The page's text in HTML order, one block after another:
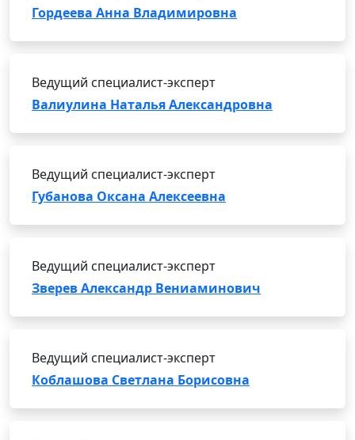
Гордеева Анна Владимировна
Ведущий специалист-эксперт
Валиулина Наталья Александровна
Ведущий специалист-эксперт
Губанова Оксана Алексеевна
Ведущий специалист-эксперт
Зверев Александр Вениаминович
Ведущий специалист-эксперт
Коблашова Светлана Борисовна